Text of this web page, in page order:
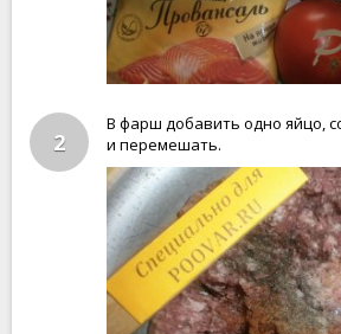
2
В фарш добавить одно яйцо,
и перемешать.